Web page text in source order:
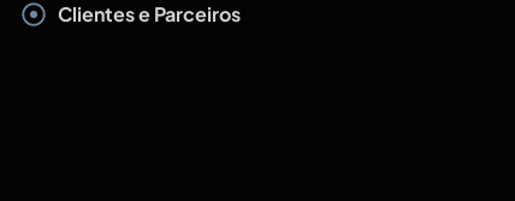
Clientes e Parceiros